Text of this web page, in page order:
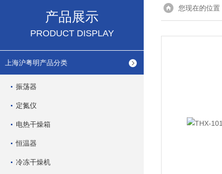
产品展示
PRODUCT DISPLAY
上海沪粤明产品分类
振荡器
定氮仪
电热干燥箱
恒温器
冷冻干燥机
您现在的位置